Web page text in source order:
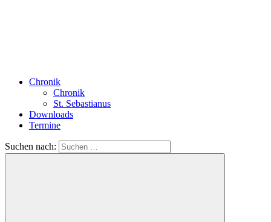
Chronik
Chronik
St. Sebastianus
Downloads
Termine
Suchen nach: